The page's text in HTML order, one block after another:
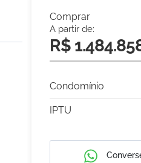
Comprar
A partir de:
R$
Condomínio
IPTU